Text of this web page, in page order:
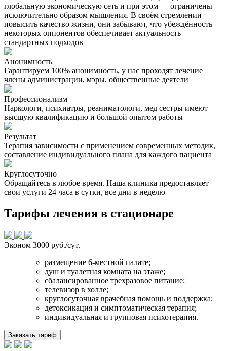
глобальную экономическую сеть и при этом — ограничены
исключительно образом мышления. В своём стремлении
повысить качество жизни, они забывают, что убеждённость
некоторых оппонентов обеспечивает актуальность
стандартных подходов
Анонимность
Гарантируем 100% анонимность, у нас проходят лечение
члены администрации, мэры, общественные деятели
Профессионализм
Наркологи, психиатры, реаниматологи, мед сестры имеют
высшую квалификацию и большой опытом работы
Результат
Терапия зависимости с применением современных методик,
составление индивидуального плана для каждого пациента
Круглосуточно
Обращайтесь в любое время. Наша клиника предоставляет
свои услуги 24 часа в сутки, все дни в неделю
Тарифы лечения в стационаре
Эконом 3000 руб./сут.
размещение 6-местной палате;
душ и туалетная комната на этаже;
сбалансированное трехразовое питание;
телевизор в холле;
круглосуточная врачебная помощь и поддержка;
детоксикация и симптоматическая терапия;
индивидуальная и групповая психотерапия.
Заказать тариф